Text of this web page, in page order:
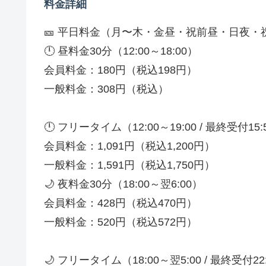
料金詳細
🎫 平日料金（月〜木・金昼・祝前昼・日夜・
🕛 昼料金30分（12:00～18:00）
会員料金：180円（税込198円）
一般料金：308円（税込）
🕛 フリータイム（12:00～19:00 / 最終受付
会員料金：1,091円（税込1,200円）
一般料金：1,591円（税込1,750円）
🌙 夜料金30分（18:00～翌6:00）
会員料金：428円（税込470円）
一般料金：520円（税込572円）
🌙 フリータイム（18:00～翌5:00 / 最終受付